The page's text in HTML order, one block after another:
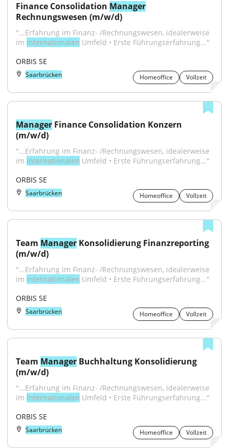
Finance Consolidation Manager
Rechnungswesen (m/w/d)
"...Erfahrung im Finanz- /Rechnungswesen, idealerweise
im internationalen Umfeld • Erste Führungserfahrung..."
ORBIS SE
Saarbrücken Homeoffice Vollzeit
Manager Finance Consolidation Konzern
(m/w/d)
"...Erfahrung im Finanz- /Rechnungswesen, idealerweise
im internationalen Umfeld • Erste Führungserfahrung..."
ORBIS SE
Saarbrücken Homeoffice Vollzeit
Team Manager Konsolidierung Finanzreporting
(m/w/d)
"...Erfahrung im Finanz- /Rechnungswesen, idealerweise
im internationalen Umfeld • Erste Führungserfahrung..."
ORBIS SE
Saarbrücken Homeoffice Vollzeit
Team Manager Buchhaltung Konsolidierung
(m/w/d)
"...Erfahrung im Finanz- /Rechnungswesen, idealerweise
im internationalen Umfeld • Erste Führungserfahrung..."
ORBIS SE
Saarbrücken Homeoffice Vollzeit